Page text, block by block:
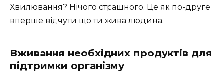
Хвилювання? Нічого страшного. Це як по-друге
вперше відчути що ти жива людина.
Вживання необхідних продуктів для
підтримки організму